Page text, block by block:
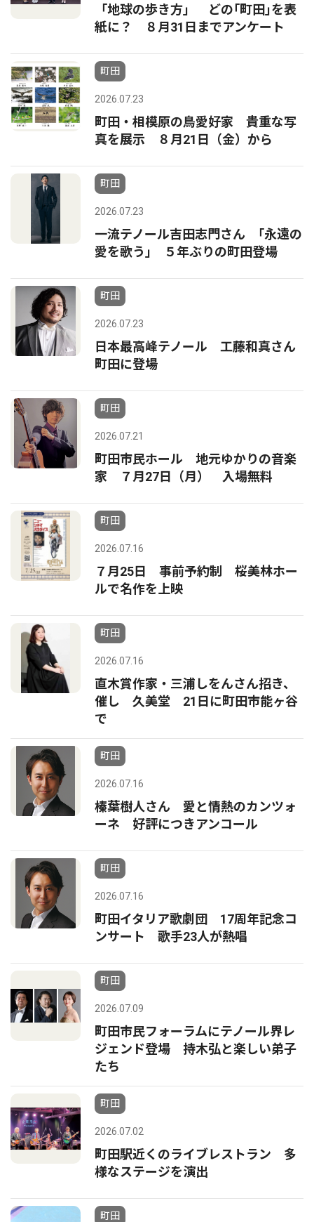
「地球の歩き方」 どの｢町田｣を表
紙に？ ８月31日までアンケート
町田
2026.07.23
町田・相模原の鳥愛好家 貴重な写
真を展示 ８月21日（金）から
町田
2026.07.23
一流テノール吉田志門さん ｢永遠の
愛を歌う｣ ５年ぶりの町田登場
町田
2026.07.23
日本最高峰テノール 工藤和真さん
町田に登場
町田
2026.07.21
町田市民ホール 地元ゆかりの音楽
家 ７月27日（月） 入場無料
町田
2026.07.16
７月25日 事前予約制 桜美林ホー
ルで名作を上映
町田
2026.07.16
直木賞作家・三浦しをんさん招き、
催し 久美堂 21日に町田市能ヶ谷
で
町田
2026.07.16
榛葉樹人さん 愛と情熱のカンツォ
ーネ 好評につきアンコール
町田
2026.07.16
町田イタリア歌劇団 17周年記念コ
ンサート 歌手23人が熱唱
町田
2026.07.09
町田市民フォーラムにテノール界レ
ジェンド登場 持木弘と楽しい弟子
たち
町田
2026.07.02
町田駅近くのライブレストラン 多
様なステージを演出
町田